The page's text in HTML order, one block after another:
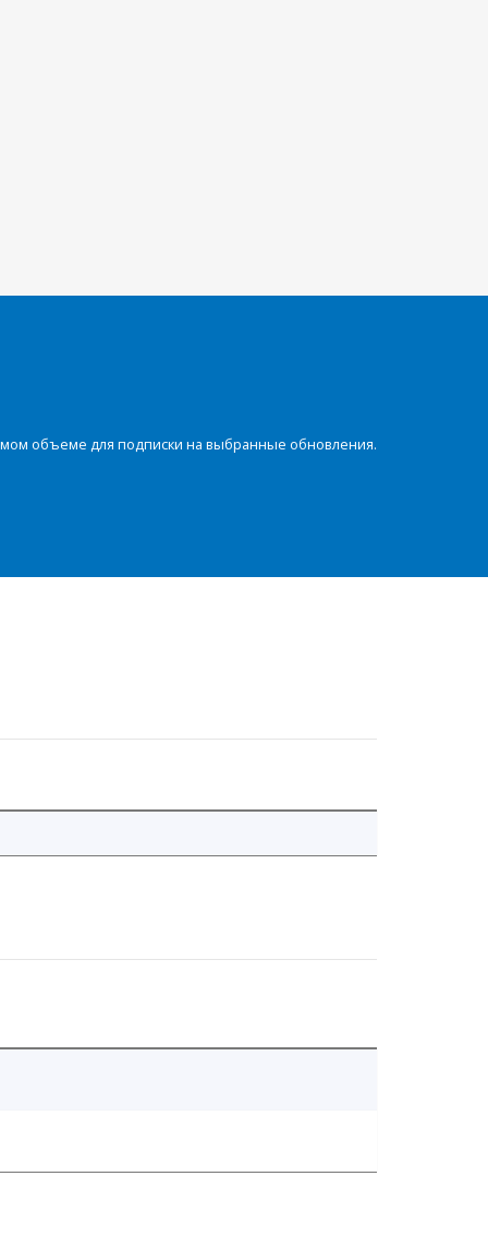
объеме для подписки на выбранные обновления.